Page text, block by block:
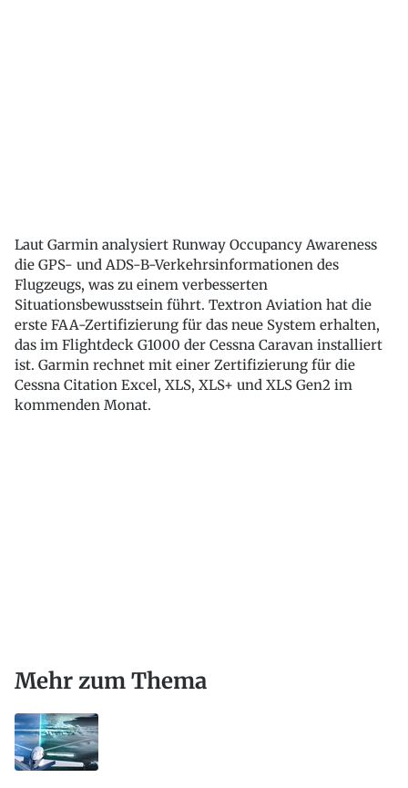
Laut Garmin analysiert Runway Occupancy Awareness
die GPS- und ADS-B-Verkehrsinformationen des
Flugzeugs, was zu einem verbesserten
Situationsbewusstsein führt. Textron Aviation hat die
erste FAA-Zertifizierung für das neue System erhalten,
das im Flightdeck G1000 der Cessna Caravan installiert
ist. Garmin rechnet mit einer Zertifizierung für die
Cessna Citation Excel, XLS, XLS+ und XLS Gen2 im
kommenden Monat.
Mehr zum Thema